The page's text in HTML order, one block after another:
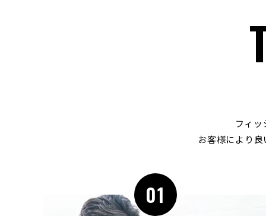
フィ
お客様により
01